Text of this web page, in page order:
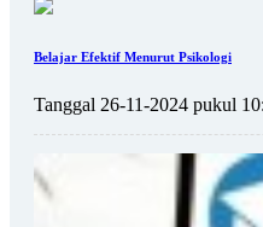
Belajar Efektif Menurut Psikologi
Tanggal 26-11-2024 pukul